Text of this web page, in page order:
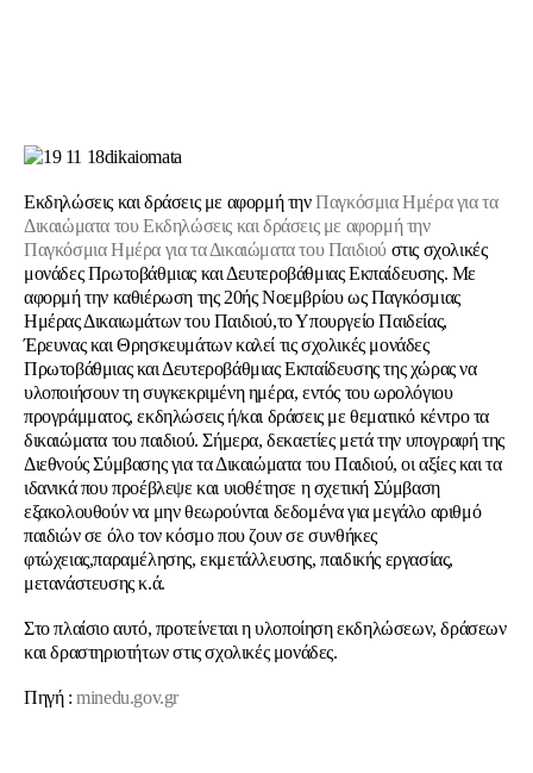
Εκδηλώσεις και δράσεις με αφορμή τηνΠαγκόσμια Ημέρα για τα
Δικαιώματα του Εκδηλώσεις και δράσεις με αφορμή την
Παγκόσμια Ημέρα για τα Δικαιώματα του Παιδιού στις σχολικές
μονάδες Πρωτοβάθμιας και Δευτεροβάθμιας Εκπαίδευσης. Με
αφορμή την καθιέρωση της 20ής Νοεμβρίου ως Παγκόσμιας
Ημέρας Δικαιωμάτων του Παιδιού,το Υπουργείο Παιδείας,
Έρευνας και Θρησκευμάτων καλεί τις σχολικές μονάδες
Πρωτοβάθμιας και Δευτεροβάθμιας Εκπαίδευσης της χώρας να
υλοποιήσουν τη συγκεκριμένη ημέρα, εντός του ωρολόγιου
προγράμματος, εκδηλώσεις ή/και δράσεις με θεματικό κέντρο τα
δικαιώματα του παιδιού. Σήμερα, δεκαετίες μετά την υπογραφή της
Διεθνούς Σύμβασης για τα Δικαιώματα του Παιδιού, οι αξίες και τα
ιδανικά που προέβλεψε και υιοθέτησε η σχετική Σύμβαση
εξακολουθούν να μην θεωρούνται δεδομένα για μεγάλο αριθμό
παιδιών σε όλο τον κόσμο που ζουν σε συνθήκες
φτώχειας,παραμέλησης, εκμετάλλευσης, παιδικής εργασίας,
μετανάστευσης κ.ά.
Στο πλαίσιο αυτό, προτείνεται η υλοποίηση εκδηλώσεων, δράσεων
και δραστηριοτήτων στις σχολικές μονάδες.
Πηγή : minedu.gov.gr